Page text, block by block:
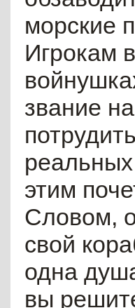
морские
Игрокам
звание
этим
Словом,
свой
одна
вы